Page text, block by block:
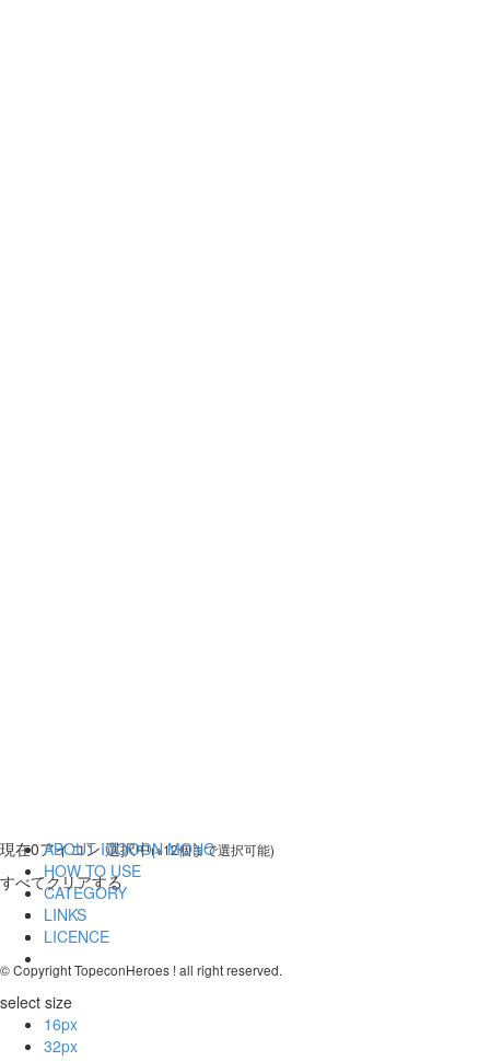
現在0アイコン 選択中(※12個まで選択可能)
すべてクリアする
select size
16px
32px
ABOUT ICOOON MONO
HOW TO USE
CATEGORY
LINKS
LICENCE
© Copyright TopeconHeroes ! all right reserved.